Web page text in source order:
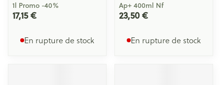
1l Promo -40%
17,15 €
En rupture de stock
Ap+ 400ml Nf
23,50 €
En rupture de stock